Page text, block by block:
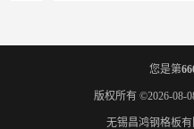
您是第
版权所有 ©2026-08-
无锡昌鸿钢格板有